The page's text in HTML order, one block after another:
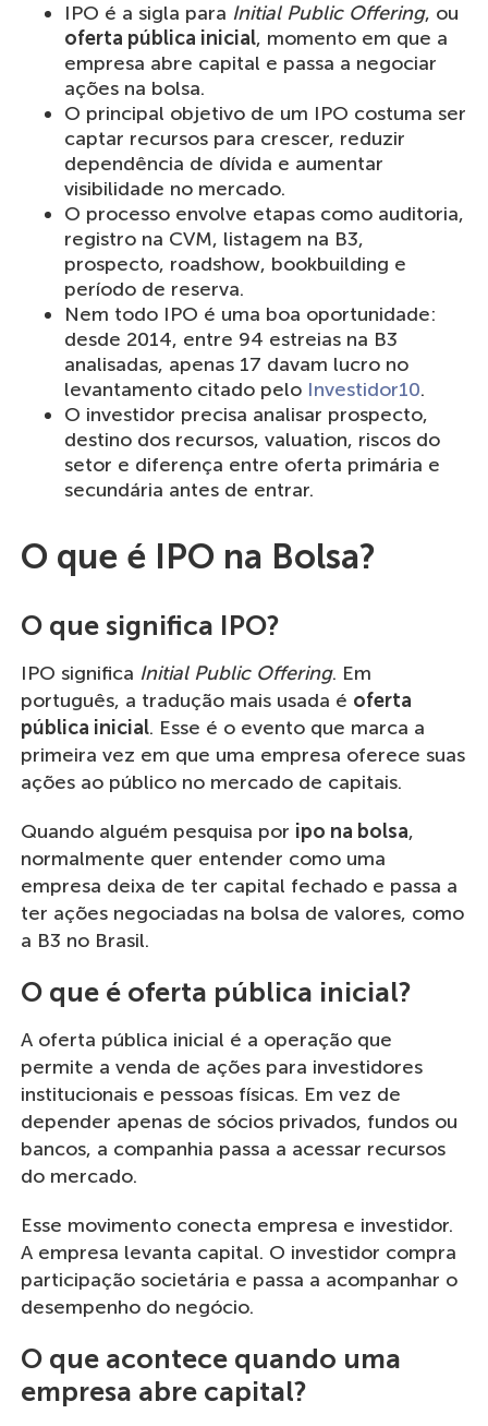
IPO é a sigla para Initial Public Offering, ou
oferta pública inicial, momento em que a
empresa abre capital e passa a negociar
ações na bolsa.
O principal objetivo de um IPO costuma ser
captar recursos para crescer, reduzir
dependência de dívida e aumentar
visibilidade no mercado.
O processo envolve etapas como auditoria,
registro na CVM, listagem na B3,
prospecto, roadshow, bookbuilding e
período de reserva.
Nem todo IPO é uma boa oportunidade:
desde 2014, entre 94 estreias na B3
analisadas, apenas 17 davam lucro no
levantamento citado pelo Investidor10.
O investidor precisa analisar prospecto,
destino dos recursos, valuation, riscos do
setor e diferença entre oferta primária e
secundária antes de entrar.
O que é IPO na Bolsa?
O que significa IPO?
IPO significa Initial Public Offering. Em
português, a tradução mais usada é oferta
pública inicial. Esse é o evento que marca a
primeira vez em que uma empresa oferece suas
ações ao público no mercado de capitais.
Quando alguém pesquisa por ipo na bolsa,
normalmente quer entender como uma
empresa deixa de ter capital fechado e passa a
ter ações negociadas na bolsa de valores, como
a B3 no Brasil.
O que é oferta pública inicial?
A oferta pública inicial é a operação que
permite a venda de ações para investidores
institucionais e pessoas físicas. Em vez de
depender apenas de sócios privados, fundos ou
bancos, a companhia passa a acessar recursos
do mercado.
Esse movimento conecta empresa e investidor.
A empresa levanta capital. O investidor compra
participação societária e passa a acompanhar o
desempenho do negócio.
O que acontece quando uma
empresa abre capital?